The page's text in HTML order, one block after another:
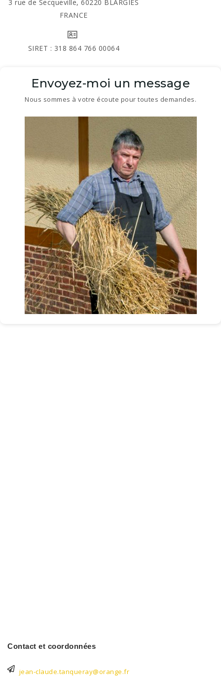
3 rue de Secqueville, 60220 BLARGIES
FRANCE
SIRET : 318 864 766 00064
Envoyez-moi un message
Nous sommes à votre écoute pour toutes demandes.
Contact et coordonnées
jean-claude.tanqueray@orange.fr